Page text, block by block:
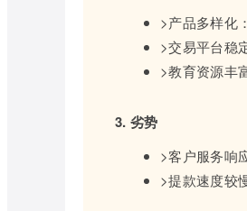
>产品多样化
>交易平台稳
>教育资源丰
3. 劣势
>客户服务响
>提款速度较